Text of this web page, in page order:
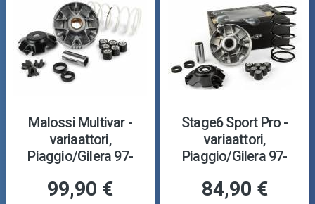
Malossi Multivar -
variaattori,
Piaggio/Gilera 97-
99,90 €
Stage6 Sport Pro -
variaattori,
Piaggio/Gilera 97-
84,90 €